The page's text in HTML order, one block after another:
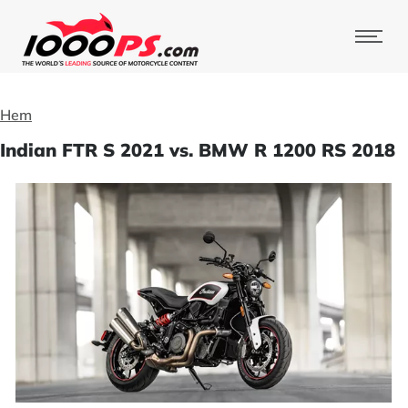
Hem
Indian FTR S 2021 vs. BMW R 1200 RS 2018